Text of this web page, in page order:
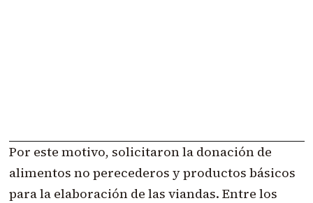
Por este motivo, solicitaron la donación de
alimentos no perecederos y productos básicos
para la elaboración de las viandas. Entre los